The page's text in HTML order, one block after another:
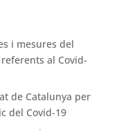
i mesures del
al Covid-
de Catalunya per
del Covid-19